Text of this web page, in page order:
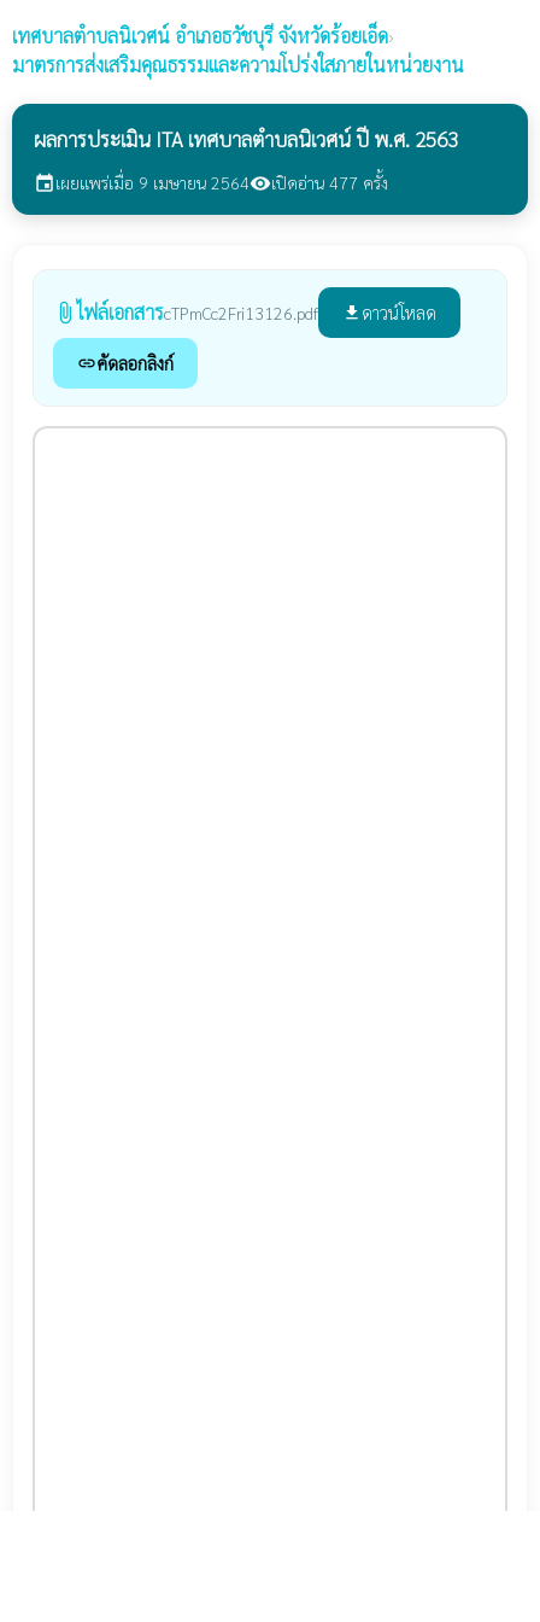
เทศบาลตำบลนิเวศน์ อำเภอธวัชบุรี จังหวัดร้อยเอ็ด›
มาตรการส่งเสริมคุณธรรมและความโปร่งใสภายในหน่วยงาน
ผลการประเมิน ITA เทศบาลตำบลนิเวศน์ ปี พ.ศ. 2563
eventเผยแพร่เมื่อ 9 เมษายน 2564visibilityเปิดอ่าน 477 ครั้ง
attach_file ไฟล์เอกสารcTPmCc2Fri13126.pdf file_download ดาวน์โหลด
linkคัดลอกลิงก์